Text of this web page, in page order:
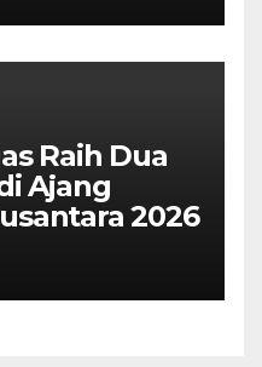
Raih Dua
Ajang
2026